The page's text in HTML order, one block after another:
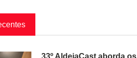
33º AldeiaCast aborda os